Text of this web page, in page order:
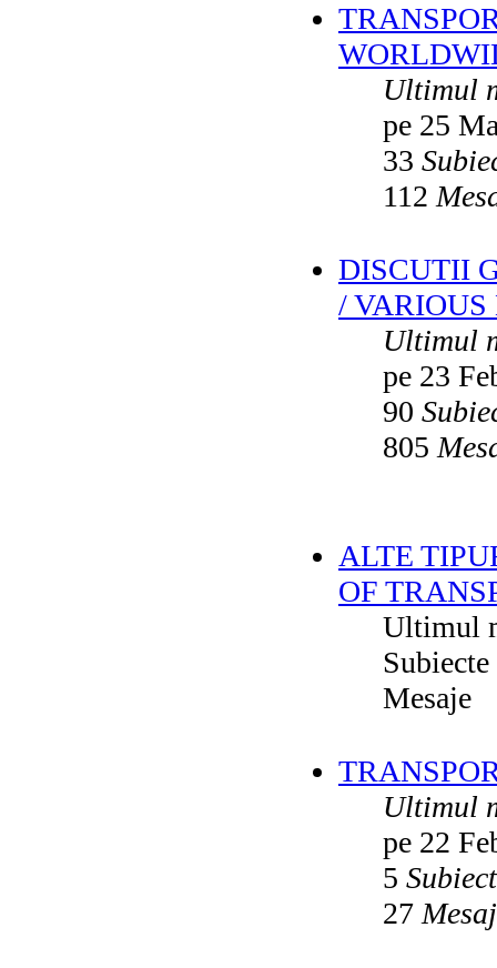
Ultimul
pe 25
33
112
DISCUTII
/ VARIOUS
Ultimul
pe 23
90
805
ALTE
OF
Ultimul
Subiecte
Mesaje
Ultimul
pe 22
5
27